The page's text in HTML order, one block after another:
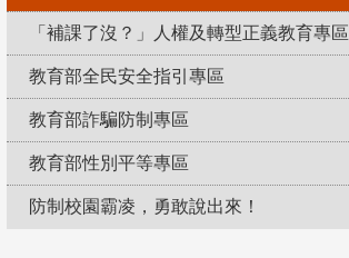
「補課了沒？」人權及轉型正義教育專區
教育部全民安全指引專區
教育部詐騙防制專區
教育部性別平等專區
防制校園霸凌，勇敢說出來！